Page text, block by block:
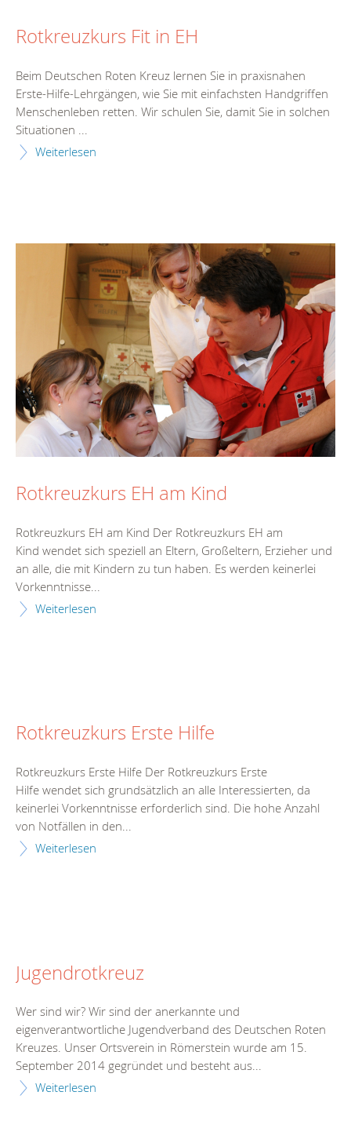
Rotkreuzkurs Fit in EH
Beim Deutschen Roten Kreuz lernen Sie in praxisnahen
Erste-Hilfe-Lehrgängen, wie Sie mit einfachsten Handgriffen
Menschenleben retten. Wir schulen Sie, damit Sie in solchen
Situationen ...
Weiterlesen
Rotkreuzkurs EH am Kind
Rotkreuzkurs EH am Kind Der Rotkreuzkurs EH am
Kind wendet sich speziell an Eltern, Großeltern, Erzieher und
an alle, die mit Kindern zu tun haben. Es werden keinerlei
Vorkenntnisse...
Weiterlesen
Rotkreuzkurs Erste Hilfe
Rotkreuzkurs Erste Hilfe Der Rotkreuzkurs Erste
Hilfe wendet sich grundsätzlich an alle Interessierten, da
keinerlei Vorkenntnisse erforderlich sind. Die hohe Anzahl
von Notfällen in den...
Weiterlesen
Jugendrotkreuz
Wer sind wir? Wir sind der anerkannte und
eigenverantwortliche Jugendverband des Deutschen Roten
Kreuzes. Unser Ortsverein in Römerstein wurde am 15.
September 2014 gegründet und besteht aus...
Weiterlesen